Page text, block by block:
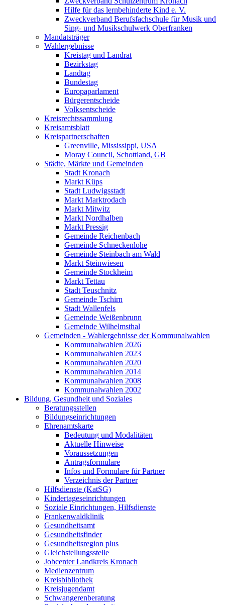
Hilfe für das lernbehinderte Kind e. V.
Zweckverband Berufsfachschule für Musik und
Sing- und Musikschulwerk Oberfranken
Mandatsträger
Wahlergebnisse
Kreistag und Landrat
Bezirkstag
Landtag
Bundestag
Europaparlament
Bürgerentscheide
Volksentscheide
Kreisrechtssammlung
Kreisamtsblatt
Kreispartnerschaften
Greenville, Mississippi, USA
Moray Council, Schottland, GB
Städte, Märkte und Gemeinden
Stadt Kronach
Markt Küps
Stadt Ludwigsstadt
Markt Marktrodach
Markt Mitwitz
Markt Nordhalben
Markt Pressig
Gemeinde Reichenbach
Gemeinde Schneckenlohe
Gemeinde Steinbach am Wald
Markt Steinwiesen
Gemeinde Stockheim
Markt Tettau
Stadt Teuschnitz
Gemeinde Tschirn
Stadt Wallenfels
Gemeinde Weißenbrunn
Gemeinde Wilhelmsthal
Gemeinden - Wahlergebnisse der Kommunalwahlen
Kommunalwahlen 2026
Kommunalwahlen 2023
Kommunalwahlen 2020
Kommunalwahlen 2014
Kommunalwahlen 2008
Kommunalwahlen 2002
Bildung, Gesundheit und Soziales
Beratungsstellen
Bildungseinrichtungen
Ehrenamtskarte
Bedeutung und Modalitäten
Aktuelle Hinweise
Voraussetzungen
Antragsformulare
Infos und Formulare für Partner
Verzeichnis der Partner
Hilfsdienste (KatSG)
Kindertageseinrichtungen
Soziale Einrichtungen, Hilfsdienste
Frankenwaldklinik
Gesundheitsamt
Gesundheitsfinder
Gesundheitsregion plus
Gleichstellungsstelle
Jobcenter Landkreis Kronach
Medienzentrum
Kreisbibliothek
Kreisjugendamt
Schwangerenberatung